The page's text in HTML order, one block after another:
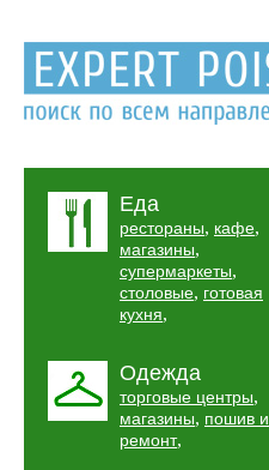
Еда
рестораны, кафе,
магазины,
супермаркеты,
столовые, готовая
кухня,
Одежда
торговые центры,
магазины, пошив и
ремонт,